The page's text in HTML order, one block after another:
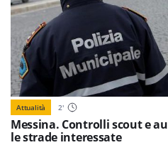
Attualità 2'
Messina. Controlli scout e
le strade interessate